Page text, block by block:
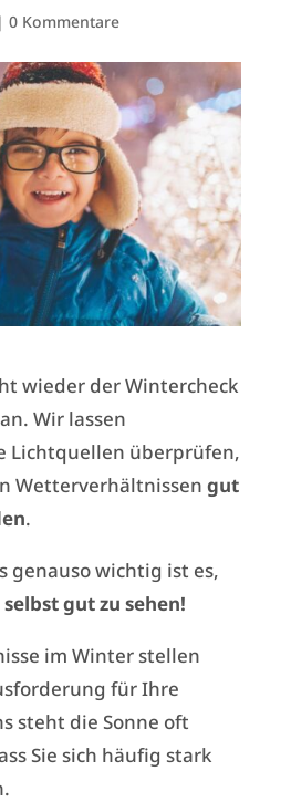
| 0 Kommentare
wieder der Wintercheck
Wir lassen
Lichtquellen überprüfen,
Wetterverhältnissen gut
.
genauso wichtig ist es,
selbst gut zu sehen!
im Winter stellen
für Ihre
steht die Sonne oft
Sie sich häufig stark